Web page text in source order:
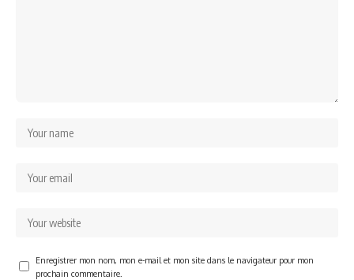
Enregistrer mon nom, mon e-mail et mon site dans le navigateur pour mon
prochain commentaire.